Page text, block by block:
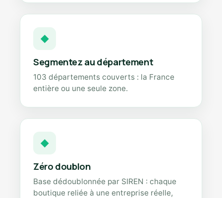
◆
Segmentez au département
103 départements couverts : la France
entière ou une seule zone.
◆
Zéro doublon
Base dédoublonnée par SIREN : chaque
boutique reliée à une entreprise réelle,